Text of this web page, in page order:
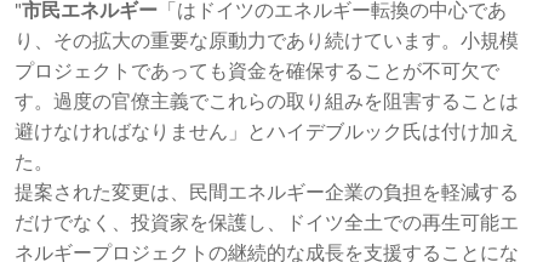
"市民エネルギー 「はドイツのエネルギー転換の中心であ
り、その拡大の重要な原動力であり続けています。小規模
プロジェクトであっても資金を確保することが不可欠で
す。過度の官僚主義でこれらの取り組みを阻害することは
避けなければなりません」とハイデブルック氏は付け加え
た。
提案された変更は、民間エネルギー企業の負担を軽減する
だけでなく、投資家を保護し、ドイツ全土での再生可能エ
ネルギープロジェクトの継続的な成長を支援することにな